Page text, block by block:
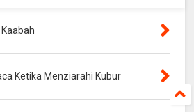
Ketika Menziarahi Kubur